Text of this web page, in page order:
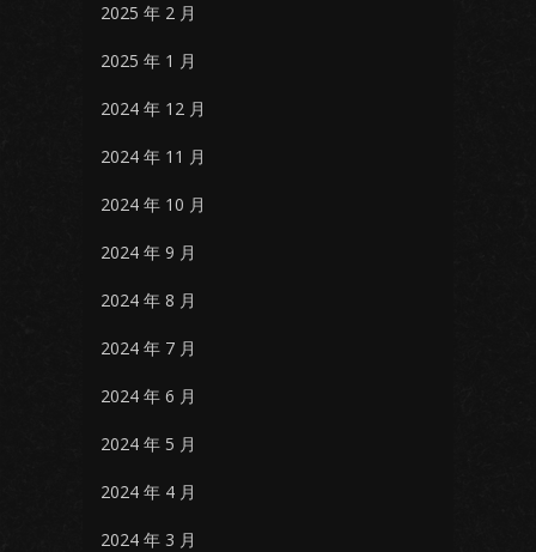
2025 年 2 月
2025 年 1 月
2024 年 12 月
2024 年 11 月
2024 年 10 月
2024 年 9 月
2024 年 8 月
2024 年 7 月
2024 年 6 月
2024 年 5 月
2024 年 4 月
2024 年 3 月